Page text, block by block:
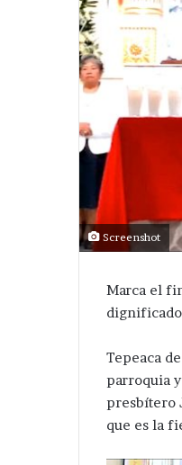
Screenshot
Marca el
Tepeaca
parroquia
presbítero
que es la